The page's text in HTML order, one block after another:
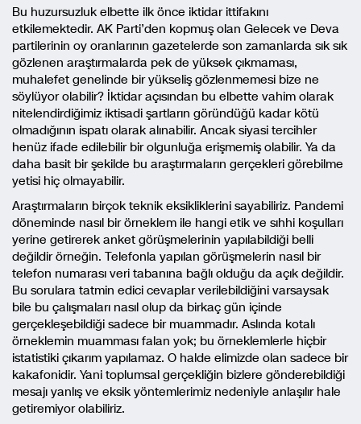
Bu huzursuzluk elbette ilk önce iktidar ittifakını
etkilemektedir. AK Parti’den kopmuş olan Gelecek ve Deva
partilerinin oy oranlarının gazetelerde son zamanlarda sık sık
gözlenen araştırmalarda pek de yüksek çıkmaması,
muhalefet genelinde bir yükseliş gözlenmemesi bize ne
söylüyor olabilir? İktidar açısından bu elbette vahim olarak
nitelendirdiğimiz iktisadi şartların göründüğü kadar kötü
olmadığının ispatı olarak alınabilir. Ancak siyasi tercihler
henüz ifade edilebilir bir olgunluğa erişmemiş olabilir. Ya da
daha basit bir şekilde bu araştırmaların gerçekleri görebilme
yetisi hiç olmayabilir.
Araştırmaların birçok teknik eksikliklerini sayabiliriz. Pandemi
döneminde nasıl bir örneklem ile hangi etik ve sıhhi koşulları
yerine getirerek anket görüşmelerinin yapılabildiği belli
değildir örneğin. Telefonla yapılan görüşmelerin nasıl bir
telefon numarası veri tabanına bağlı olduğu da açık değildir.
Bu sorulara tatmin edici cevaplar verilebildiğini varsaysak
bile bu çalışmaları nasıl olup da birkaç gün içinde
gerçekleşebildiği sadece bir muammadır. Aslında kotalı
örneklemin muamması falan yok; bu örneklemlerle hiçbir
istatistiki çıkarım yapılamaz. O halde elimizde olan sadece bir
kakafonidir. Yani toplumsal gerçekliğin bizlere gönderebildiği
mesajı yanlış ve eksik yöntemlerimiz nedeniyle anlaşılır hale
getiremiyor olabiliriz.